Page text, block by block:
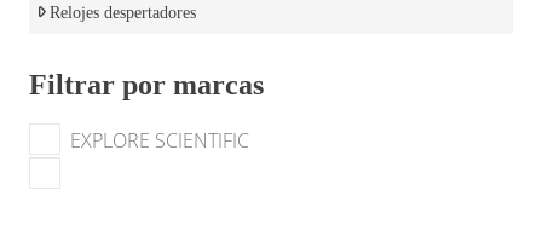
Relojes despertadores
Filtrar por marcas
EXPLORE SCIENTIFIC